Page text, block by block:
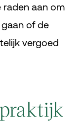
raden aan om
of de
vergoed